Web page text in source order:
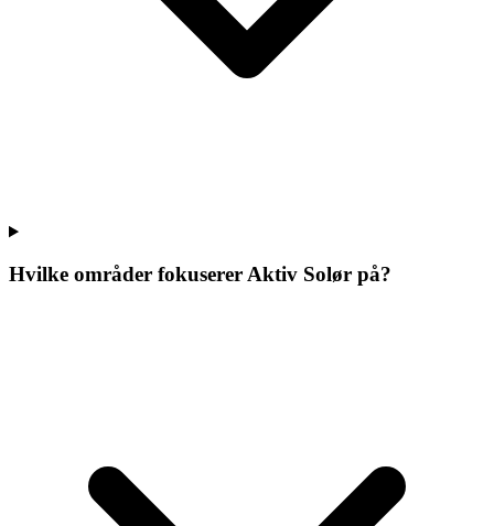
Hvilke områder fokuserer Aktiv Solør på?